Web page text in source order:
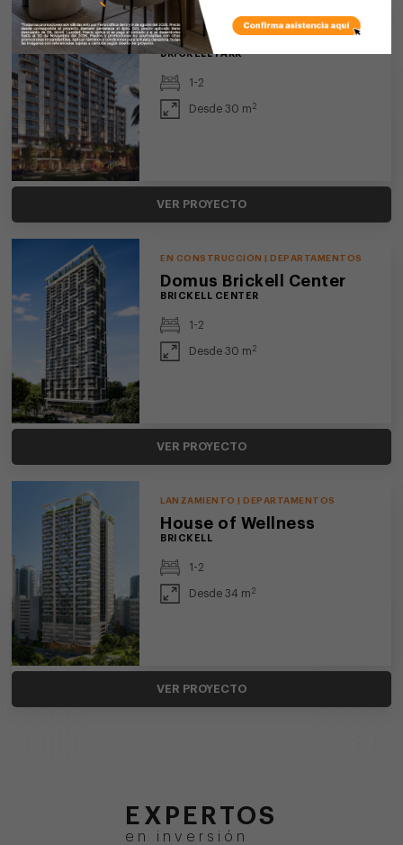
ENTREGA INMEDIATA | DEPARTAMENTOS
Domus Brickell Park
BRICKELL PARK
1-2
Desde 30 m 2
VER PROYECTO
EN CONSTRUCCIÓN | DEPARTAMENTOS
Domus Brickell Center
BRICKELL CENTER
1-2
Desde 30 m 2
VER PROYECTO
LANZAMIENTO | DEPARTAMENTOS
House of Wellness
BRICKELL
1-2
Desde 34 m 2
VER PROYECTO
EXPERTOS
en inversión